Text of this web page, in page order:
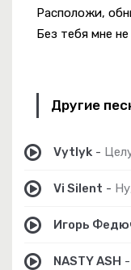
Расположи,
Без тебя мне
Другие
Vytlyk -
Vi Silent -
Игорь
NASTY ASH -